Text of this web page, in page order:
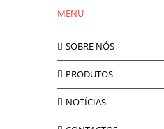
MENU
SOBRE NÓS
PRODUTOS
NOTÍCIAS